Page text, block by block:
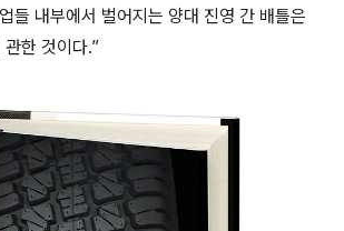
들 내부에서 벌어지는 양대 진영 간 배틀은
한 것이다.”